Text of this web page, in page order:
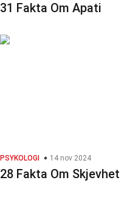
31 Fakta Om Apati
PSYKOLOGI 14 nov 2024
28 Fakta Om Skjevhet